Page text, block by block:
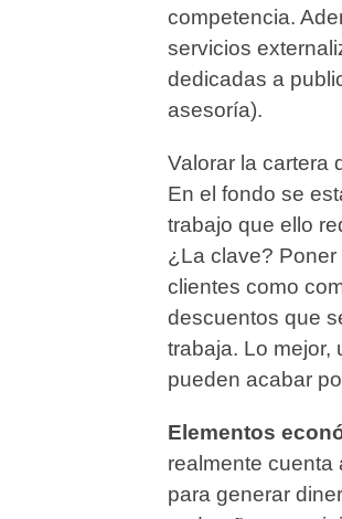
competencia.
servicios
dedicadas a
asesoría).
Valorar la cartera
En el fondo se
trabajo que ello
¿La clave?
clientes como
descuentos que
trabaja. Lo mejor,
pueden acabar
Elementos
realmente cuenta
para generar